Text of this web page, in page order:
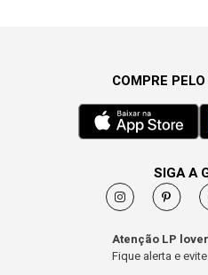
COMPRE
SIGA A
Atenção LP
Fique alerta e